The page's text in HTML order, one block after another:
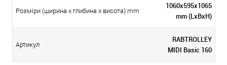
Розміри (ширина х глибина х висота) mm
1060x595x1065
mm (LxBxH)
Артикул
RABTROLLEY
MIDI Basic 160